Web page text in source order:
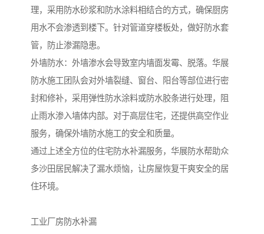
理，采用防水砂浆和防水涂料相结合的方式，确保厨房
用水不会渗透到楼下。针对管道穿楼板处，做好防水套
管，防止渗漏隐患。
外墙防水：外墙渗水会导致室内墙面发霉、脱落。华展
防水施工团队会对外墙裂缝、窗台、阳台等部位进行密
封和修补，采用弹性防水涂料或防水胶条进行处理，阻
止雨水渗入墙体内部。对于高层住宅，还提供高空作业
服务，确保外墙防水施工的安全和质量。
通过上述全方位的住宅防水补漏服务，华展防水帮助众
多沙田居民解决了漏水烦恼，让房屋恢复干爽安全的居
住环境。
工业厂房防水补漏